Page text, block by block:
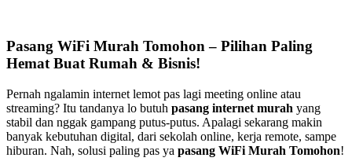
Pasang WiFi Murah Tomohon – Pilihan Paling
Hemat Buat Rumah & Bisnis!
Pernah ngalamin internet lemot pas lagi meeting online atau
streaming? Itu tandanya lo butuh pasang internet murah yang
stabil dan nggak gampang putus-putus. Apalagi sekarang makin
banyak kebutuhan digital, dari sekolah online, kerja remote, sampe
hiburan. Nah, solusi paling pas ya pasang WiFi Murah Tomohon!